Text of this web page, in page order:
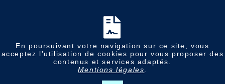
En poursuivant votre navigation sur ce site, vous
acceptez l'utilisation de cookies pour vous proposer des
contenus et services adaptés.
Mentions légales